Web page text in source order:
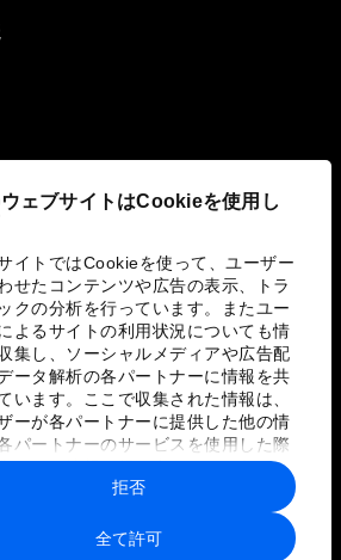
ェブサイトはCookieを使用し
イトではCookieを使って、ユーザー
せたコンテンツや広告の表示、トラ
クの分析を行っています。またユー
よるサイトの利用状況についても情
集し、ソーシャルメディアや広告配
ータ解析の各パートナーに情報を共
います。ここで収集された情報は、
ーが各パートナーに提供した他の情
パートナーのサービスを使用した際
された情報と組み合わされ、各パー
によって使用されることがありま
全て許可
拒否
取り組み
シーポリシーと利用規約
サイトマップ